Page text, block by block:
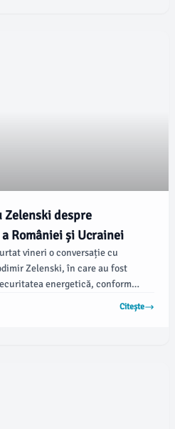
Zelenski despre
României și Ucrainei
vineri o conversație cu
Zelenski, în care au fost
energetică, conform
a evidențiat colaborarea și
esențiale pentru ambele țări.
Citește